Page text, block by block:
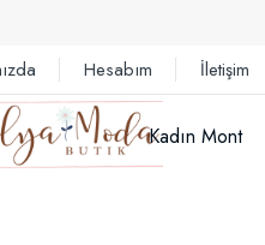
Hesabım İletişim
Kadın Mont